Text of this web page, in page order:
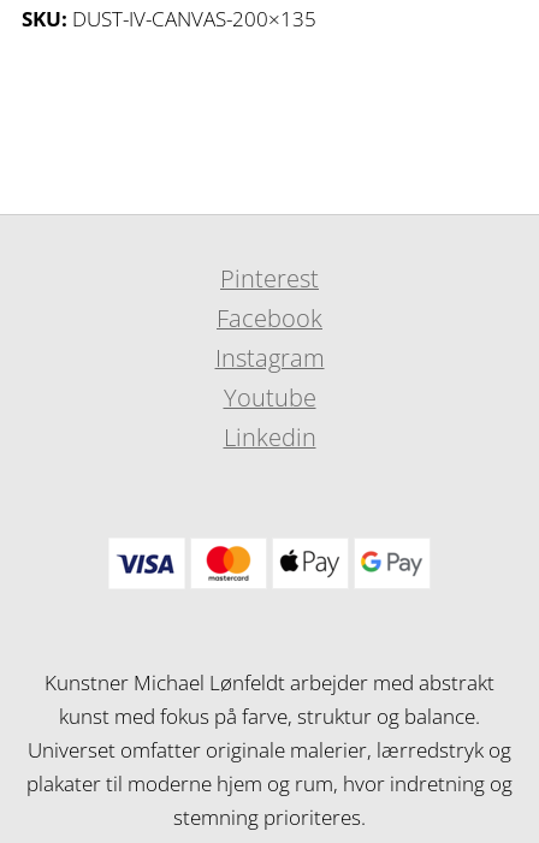
SKU: DUST-IV-CANVAS-200×135
Pinterest
Facebook
Instagram
Youtube
Linkedin
Kunstner Michael Lønfeldt arbejder med abstrakt
kunst med fokus på farve, struktur og balance.
Universet omfatter originale malerier, lærredstryk og
plakater til moderne hjem og rum, hvor indretning og
stemning prioriteres.